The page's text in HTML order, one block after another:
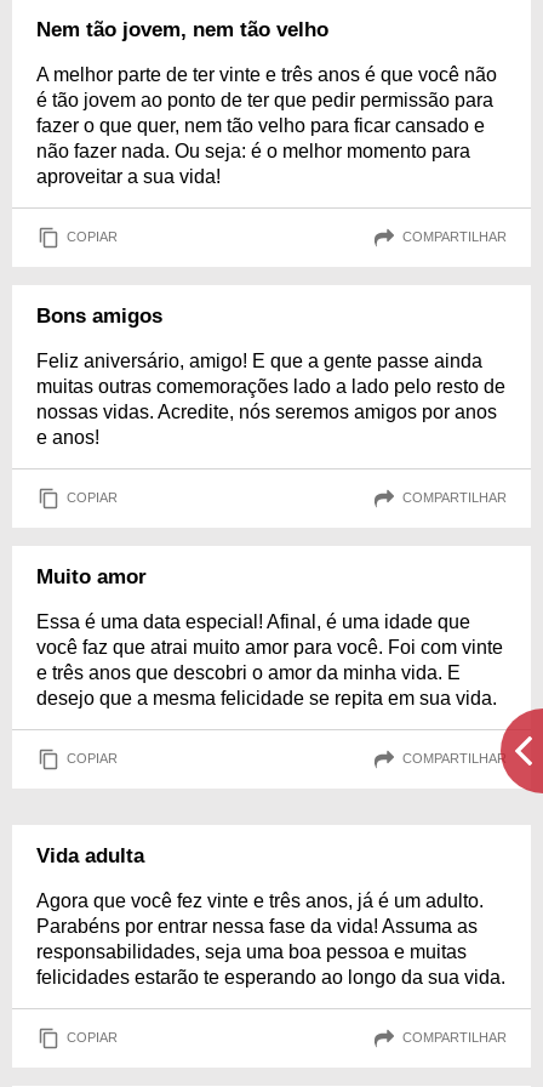
Nem tão jovem, nem tão velho
A melhor parte de ter vinte e três anos é que você não
é tão jovem ao ponto de ter que pedir permissão para
fazer o que quer, nem tão velho para ficar cansado e
não fazer nada. Ou seja: é o melhor momento para
aproveitar a sua vida!
COPIAR COMPARTILHAR
Bons amigos
Feliz aniversário, amigo! E que a gente passe ainda
muitas outras comemorações lado a lado pelo resto de
nossas vidas. Acredite, nós seremos amigos por anos
e anos!
COPIAR COMPARTILHAR
Muito amor
Essa é uma data especial! Afinal, é uma idade que
você faz que atrai muito amor para você. Foi com vinte
e três anos que descobri o amor da minha vida. E
desejo que a mesma felicidade se repita em sua vida.
COPIAR COMPARTILHAR
Vida adulta
Agora que você fez vinte e três anos, já é um adulto.
Parabéns por entrar nessa fase da vida! Assuma as
responsabilidades, seja uma boa pessoa e muitas
felicidades estarão te esperando ao longo da sua vida.
COPIAR COMPARTILHAR